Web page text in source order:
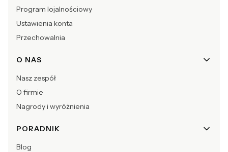
Program lojalnościowy
Ustawienia konta
Przechowalnia
O NAS
Nasz zespół
O firmie
Nagrody i wyróżnienia
PORADNIK
Blog